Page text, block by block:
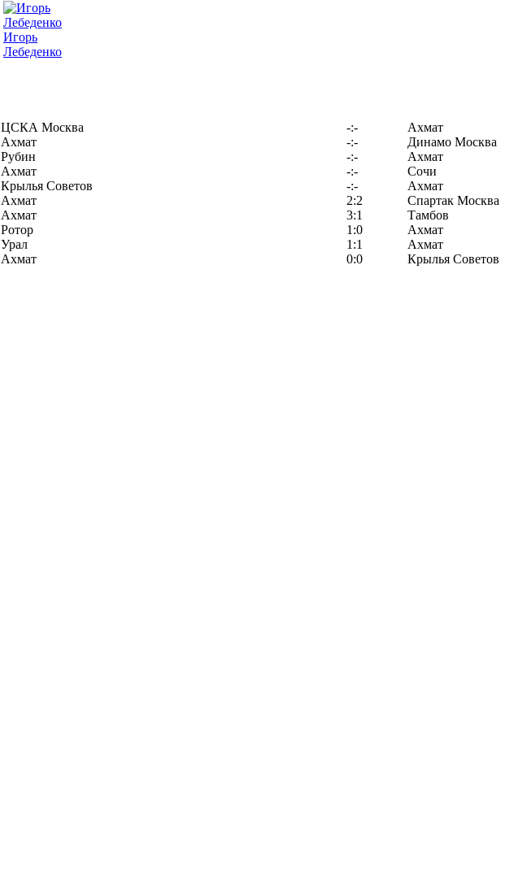
Игорь
Лебеденко
ЦСКА Москва -:-
Ахмат
Ахмат -:-
Динамо Москва
Рубин -:-
Ахмат
Ахмат -:-
Сочи
Крылья Советов -:-
Ахмат
Ахмат 2:2
Спартак Москва
Ахмат 3:1
Тамбов
Ротор 1:0
Ахмат
Урал 1:1
Ахмат
Ахмат 0:0
Крылья Советов